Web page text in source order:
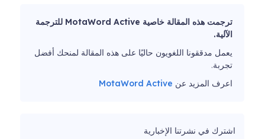
ترجمت هذه المقالة خاصية MotaWord Active للترجمة
الآلية.
يعمل مدققونا اللغويون حاليًا على هذه المقالة لمنحك أفضل
تجربة.
اعرف المزيد عن MotaWord Active
اشترك في نشرتنا الإخبارية